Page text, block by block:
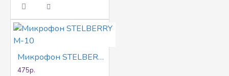
Микрофон STELBERRY M-10
475р.